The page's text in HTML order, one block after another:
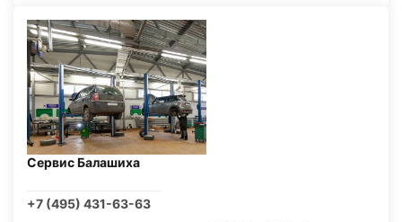
Сервис Балашиха
+7 (495) 431-63-63